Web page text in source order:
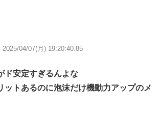
2025/04/07(月) 19:20:40.85
ド安定すぎるんよな
ットあるのに泡沫だけ機動力アップのメ